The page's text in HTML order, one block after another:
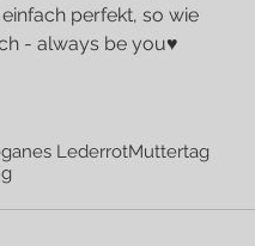
perfekt, so wie
- always be you♥
LederrotMuttertag